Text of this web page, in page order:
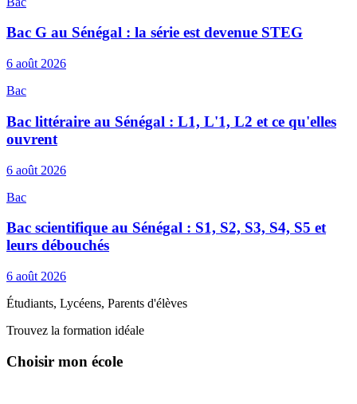
Bac G au Sénégal : la série est devenue STEG
6 août 2026
Bac
Bac littéraire au Sénégal : L1, L'1, L2 et ce qu'elles
ouvrent
6 août 2026
Bac
Bac scientifique au Sénégal : S1, S2, S3, S4, S5 et
leurs débouchés
6 août 2026
Étudiants, Lycéens, Parents d'élèves
Trouvez la formation idéale
Choisir mon école